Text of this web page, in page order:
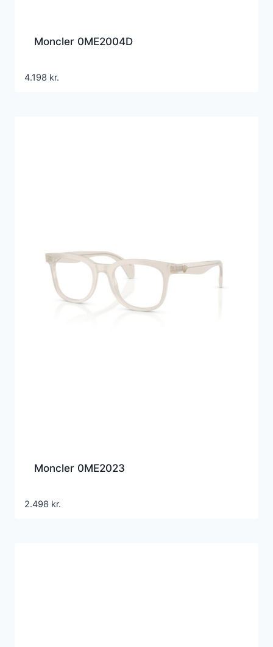
Moncler 0ME2004D
4.198 kr.
Moncler 0ME2023
2.498 kr.